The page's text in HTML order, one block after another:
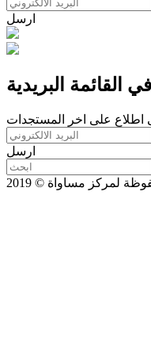
ارسل
القائمة البريدية
اطلاع على اخر المستجدات
ارسل
لمركز مساواة © 2019